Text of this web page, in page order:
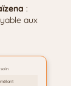
:
aux